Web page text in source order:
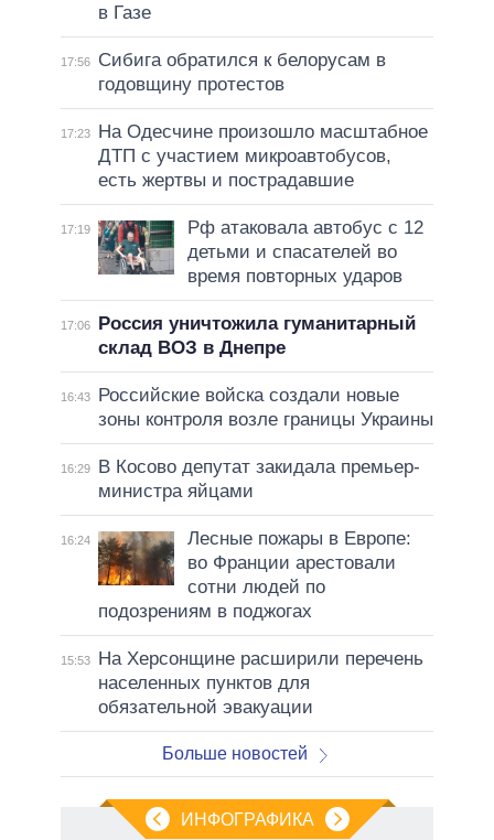
в Газе
17:56
Сибига обратился к белорусам в
годовщину протестов
17:23
На Одесчине произошло масштабное
ДТП с участием микроавтобусов,
есть жертвы и пострадавшие
17:19
Рф атаковала автобус с 12
детьми и спасателей во
время повторных ударов
17:06
Россия уничтожила гуманитарный
склад ВОЗ в Днепре
16:43
Российские войска создали новые
зоны контроля возле границы Украины
16:29
В Косово депутат закидала премьер-
министра яйцами
16:24
Лесные пожары в Европе:
во Франции арестовали
сотни людей по
подозрениям в поджогах
15:53
На Херсонщине расширили перечень
населенных пунктов для
обязательной эвакуации
Больше новостей
ИНФОГРАФИКА